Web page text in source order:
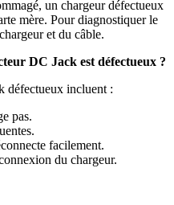
un chargeur défectueux
mère. Pour diagnostiquer le
et du câble.
DC Jack est défectueux ?
défectueux incluent :
pas.
facilement.
du chargeur.